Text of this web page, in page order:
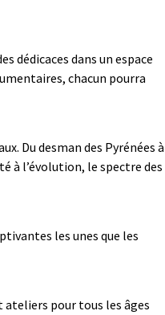
dédicaces dans un espace
chacun pourra
Du desman des Pyrénées à
à l’évolution, le spectre des
les unes que les
ateliers pour tous les âges